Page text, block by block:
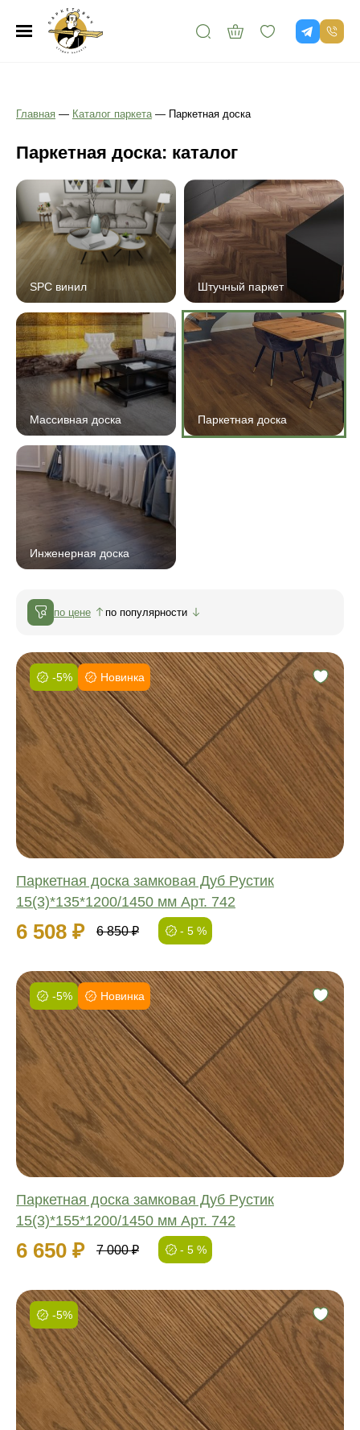
Главная — Каталог паркета — Паркетная доска
Паркетная доска: каталог
SPC винил Штучный паркет
Массивная доска Паркетная доска
Инженерная доска
по цене по популярности
-5% Новинка
Паркетная доска замковая Дуб Рустик
15(3)*135*1200/1450 мм Арт. 742
6 508 ₽ 6 850 ₽ - 5 %
Фаска:
Соединение:
Обработка:
Длина:
Ширина:
Толщина:
-5% Новинка
Паркетная доска замковая Дуб Рустик
15(3)*155*1200/1450 мм Арт. 742
6 650 ₽ 7 000 ₽ - 5 %
Фаска:
Соединение:
Обработка:
Длина:
Ширина:
Толщина:
-5%
Фаска:
Соединение:
Обработка:
Длина:
Ширина: